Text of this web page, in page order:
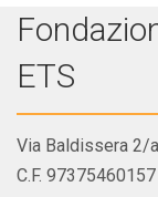
ETS
Via Baldissera 2/
C.F. 97375460157